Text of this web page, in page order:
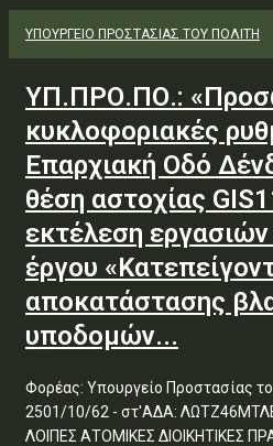
ΥΠΟΥΡΓΕΊΟ ΠΡΟΣΤΑΣΊΑΣ ΤΟΥ ΠΟΛΊΤΗ
ΥΠ.ΠΡΟ.ΠΟ.:
κυκλοφοριακές
Επαρχιακή Οδό
θέση αστοχίας
εκτέλεση
έργου
αποκατάστασης
υποδομών...
Φορέας: Υπουργείο Προστασίας
2501/10/62 - στ'ΑΔΑ:
ΛΟΙΠΕΣ ΑΤΟΜΙΚΕΣ ΔΙΟΙΚΗΤΙΚΕΣ